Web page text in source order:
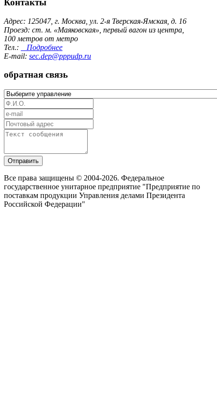
Контакты
Адрес: 125047, г. Москва, ул. 2-я Тверская-Ямская, д. 16
Проезд: ст. м. «Маяковская», первый вагон из центра,
100 метров от метро
Тел.:
Подробнее
E-mail: sec.dep@pppudp.ru
обратная связь
Отправить
Все права защищены © 2004-2026. Федеральное
государственное унитарное предприятие "Предприятие по
поставкам продукции Управления делами Президента
Российской Федерации"